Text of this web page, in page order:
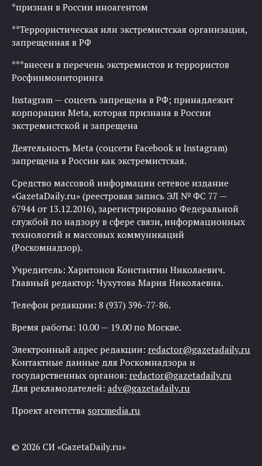
*признан в России иноагентом
**Террористическая или экстремистская организация,
запрещенная в РФ
***внесен в перечень экстремистов и террористов
Росфинмониторинга
Instagram — соцсеть запрещена в РФ; принадлежит
корпорации Meta, которая признана в России
экстремистской и запрещена
Деятельность Meta (соцсети Facebook и Instagram)
запрещена в России как экстремистская.
Средство массовой информации сетевое издание
«GazetaDaily.ru» (реестровая запись ЭЛ № ФС 77 —
67944 от 13.12.2016), зарегистрировано Федеральной
службой по надзору в сфере связи, информационных
технологий и массовых коммуникаций
(Роскомнадзор).
Учредитель: Харитонов Константин Николаевич.
Главный редактор: Чухутова Мария Николаевна.
Телефон редакции: 8 (937) 396-77-86.
Время работы: 10.00 — 19.00 по Москве.
Электронный адрес редакции: redactor@gazetadaily.ru
Контактные данные для Роскомнадзора и
государственных органов: redactor@gazetadaily.ru
Для рекламодателей: adv@gazetadaily.ru
Проект агентства sorcmedia.ru
© 2026 СИ «GazetaDaily.ru»